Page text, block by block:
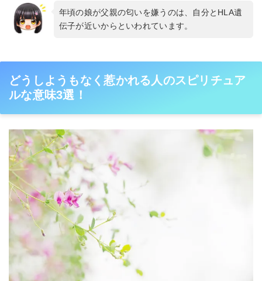
年頃の娘が父親の匂いを嫌うのは、自分とHLA遺
伝子が近いからといわれています。
どうしようもなく惹かれる人のスピリチュア
ルな意味3選！